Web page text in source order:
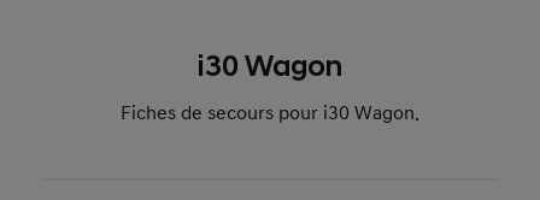
i30 Wagon
Fiches de secours pour i30 Wagon.